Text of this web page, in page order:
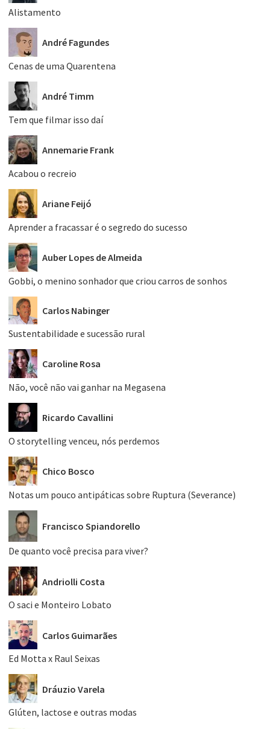
Alistamento
André Fagundes
Cenas de uma Quarentena
André Timm
Tem que filmar isso daí
Annemarie Frank
Acabou o recreio
Ariane Feijó
Aprender a fracassar é o segredo do sucesso
Auber Lopes de Almeida
Gobbi, o menino sonhador que criou carros de sonhos
Carlos Nabinger
Sustentabilidade e sucessão rural
Caroline Rosa
Não, você não vai ganhar na Megasena
Ricardo Cavallini
O storytelling venceu, nós perdemos
Chico Bosco
Notas um pouco antipáticas sobre Ruptura (Severance)
Francisco Spiandorello
De quanto você precisa para viver?
Andriolli Costa
O saci e Monteiro Lobato
Carlos Guimarães
Ed Motta x Raul Seixas
Dráuzio Varela
Glúten, lactose e outras modas